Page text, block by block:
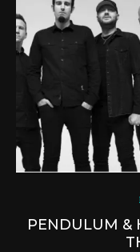
PENDULUM &